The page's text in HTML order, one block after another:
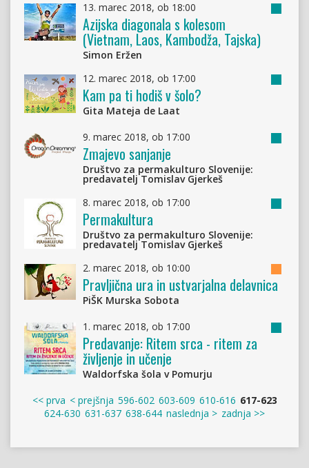
13. marec 2018, ob 18:00
Azijska diagonala s kolesom
(Vietnam, Laos, Kambodža, Tajska)
Simon Eržen
12. marec 2018, ob 17:00
Kam pa ti hodiš v šolo?
Gita Mateja de Laat
9. marec 2018, ob 17:00
Zmajevo sanjanje
Društvo za permakulturo Slovenije:
predavatelj Tomislav Gjerkeš
8. marec 2018, ob 17:00
Permakultura
Društvo za permakulturo Slovenije:
predavatelj Tomislav Gjerkeš
2. marec 2018, ob 10:00
Pravljična ura in ustvarjalna delavnica
PiŠK Murska Sobota
1. marec 2018, ob 17:00
Predavanje: Ritem srca - ritem za
življenje in učenje
Waldorfska šola v Pomurju
<< prva < prejšnja 596-602 603-609 610-616 617-623
624-630 631-637 638-644 naslednja > zadnja >>